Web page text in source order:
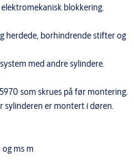
blokkering.
herdede, borhindrende stifter og
med andre sylindere.
som skrues på før montering.
sylinderen er montert i døren.
ms m